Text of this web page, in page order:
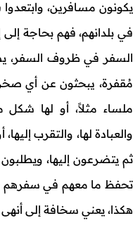
يكونون مسافرين،
في بلدانهم، فهم بحاجة
السفر في ظروف السفر،
مُقفرة، يبحثون عن أي
ملساء مثلاً، أو لها شكل
والعبادة لها، والتقرب
ثم يتضرعون إليها،
تحفظ ما معهم في سفرهم من
هكذا، يعني سخافة إلى